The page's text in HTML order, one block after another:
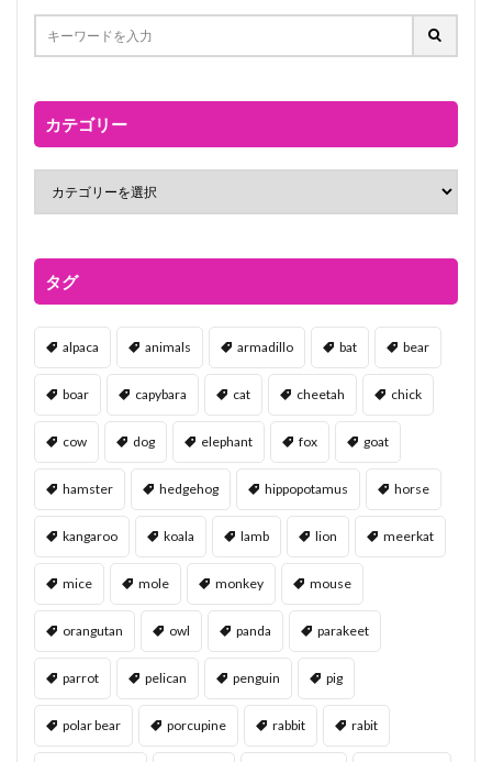
カテゴリー
タグ
alpaca animals armadillo bat bear
boar capybara cat cheetah chick
cow dog elephant fox goat
hamster hedgehog hippopotamus horse
kangaroo koala lamb lion meerkat
mice mole monkey mouse
orangutan owl panda parakeet
parrot pelican penguin pig
polar bear porcupine rabbit rabit